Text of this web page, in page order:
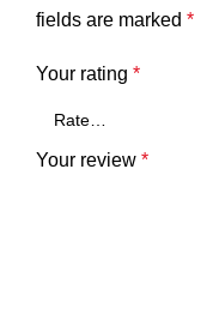
fields are marked *
Your rating *
Your review *